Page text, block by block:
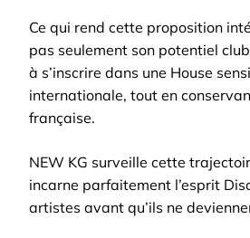
Ce qui rend cette proposition
pas seulement son potentiel
à s’inscrire dans une House
internationale, tout en
française.
NEW KG surveille cette
incarne parfaitement l’esprit
artistes avant qu’ils ne